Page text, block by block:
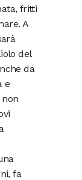
fritti
A
del
da
e
non
fa